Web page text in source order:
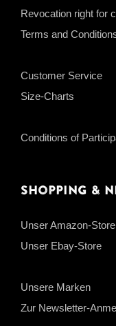
Revocation right for
Terms and
Customer Service
Size-Charts
Conditions of
Shopping &
Unser Amazon-Store
Unser Ebay-Store
Unsere Marken
Zur Newsletter-